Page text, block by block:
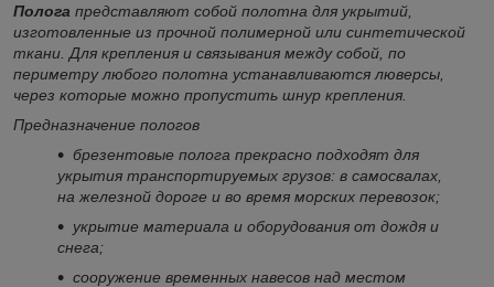
Полога представляют собой полотна для укрытий,
изготовленные из прочной полимерной или синтетической
ткани. Для крепления и связывания между собой, по
периметру любого полотна устанавливаются люверсы,
через которые можно пропустить шнур крепления.
Предназначение пологов
брезентовые полога прекрасно подходят для
укрытия транспортируемых грузов: в самосвалах,
на железной дороге и во время морских перевозок;
укрытие материала и оборудования от дождя и
снега;
сооружение временных навесов над местом